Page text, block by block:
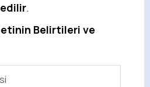
.
Belirtileri ve